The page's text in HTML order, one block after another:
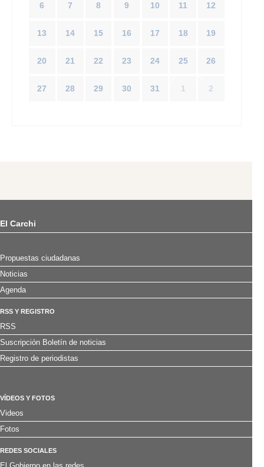
6 7 8 9 10 11 12
13 14 15 16 17 18 19
20 21 22 23 24 25 26
27 28 29 30 31 1 2
El Carchi
Propuestas ciudadanas
Noticias
Agenda
RSS Y REGISTRO
RSS
Suscripción Boletín de noticias
Registro de periodistas
VÍDEOS Y FOTOS
Videos
Fotos
REDES SOCIALES